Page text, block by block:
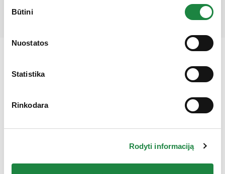
pasirinkimas
Būtini
Nuostatos
Statistika
Rinkodara
Rodyti informaciją
Elektroninės parduotuvės klientų aptarnavimas:
Gauk 10% nuolaidą!